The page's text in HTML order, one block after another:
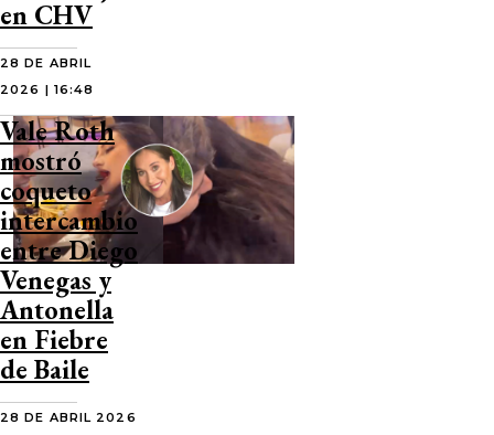
en CHV
28 DE ABRIL
2026 | 16:48
Vale Roth
mostró
coqueto
intercambio
entre Diego
Venegas y
Antonella
en Fiebre
de Baile
28 DE ABRIL 2026